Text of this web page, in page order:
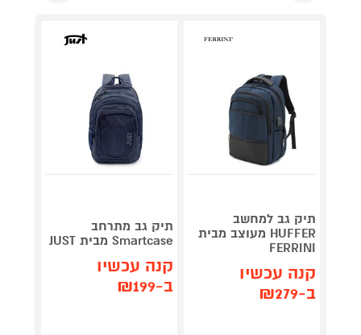
תיק גב למחשב
HUFFER מעוצב מבית
FERRINI
קנה עכשיו
ב-₪279
תיק גב מתרחב
Smartcase מבית JUST
קנה עכשיו
ב-₪199